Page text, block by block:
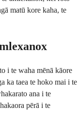
matū kore kaha, te
i te waha mēnā kāore
ka taea te hoko mai i te
ana i te
pērā i te